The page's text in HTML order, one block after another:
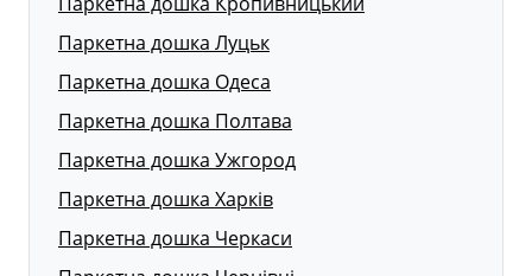
Паркетна дошка Луцьк
Паркетна дошка Одеса
Паркетна дошка Полтава
Паркетна дошка Ужгород
Паркетна дошка Харків
Паркетна дошка Черкаси